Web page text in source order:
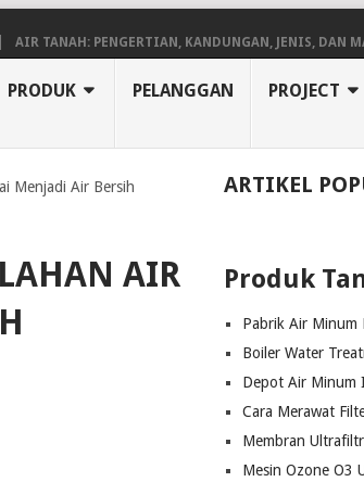
PENGERTIAN, KANDUNGAN, JENIS, DAN
PRODUK PELANGGAN PROJECT
Menjadi Air Bersih
AIR
ARTIKEL
Produk
Pabrik Air Minum
Boiler Water
Depot Air Minum
Cara Merawat
Membran
Mesin Ozone O3